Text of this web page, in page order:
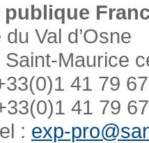
publique
Val d’Osne
Saint-Maurice
41 79
41 79
: exp-